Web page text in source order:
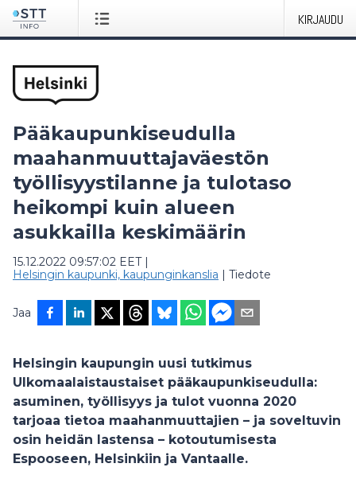
KIRJAUDU
Pääkaupunkiseudulla
maahanmuuttajaväestön
työllisyystilanne ja tulotaso
heikompi kuin alueen
asukkailla keskimäärin
15.12.2022 09:57:02 EET|
Helsingin kaupunki, kaupunginkanslia | Tiedote
Jaa
Helsingin kaupungin uusi tutkimus
Ulkomaalaistaustaiset pääkaupunkiseudulla:
asuminen, työllisyys ja tulot vuonna 2020
tarjoaa tietoa maahanmuuttajien – ja soveltuvin
osin heidän lastensa – kotoutumisesta
Espooseen, Helsinkiin ja Vantaalle.